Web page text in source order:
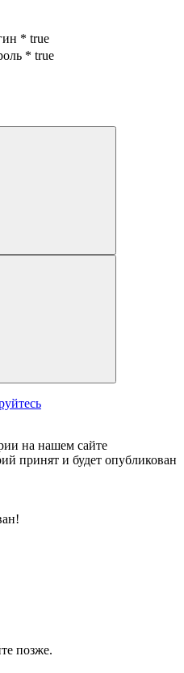
* true
* true
на нашем сайте
принят и будет опубликован
позже.